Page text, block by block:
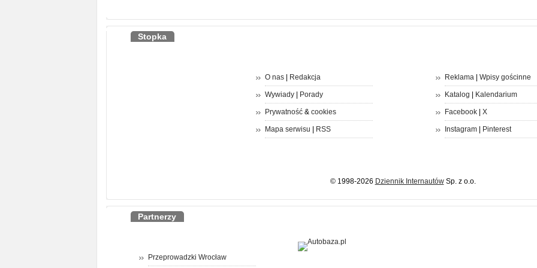
Stopka
O nas| Redakcja
Wywiady| Porady
Prywatność& cookies
Mapa serwisu RSS
Reklama| Wpisy gościnne
Katalog Kalendarium
Facebook| X
Instagram| Pinterest
© 1998-2026 Dziennik InternautówSp. z o.o.
Partnerzy
Przeprowadzki Wrocław